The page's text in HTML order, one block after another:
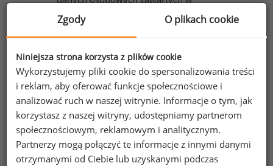
formularzu przez Sedlak
&Sedlak sp. z o.o.
sp. k. w celu otrzymywania bezpłatnego
newsletter’a portalu wynagrodzenia.pl.
Wyrażam zgodę na przesyłanie na podany
adres e-mail ofert handlowych oraz
informacji marketingowych. Oświadczam,
że zapoznałem się z treściąinformacji na
temat przetwarzania.
Zapisz
Zgody O plikach cookie
Niniejsza strona korzysta z plików cookie
Wykorzystujemy pliki cookie do spersonalizowania treści
i reklam, aby oferować funkcje społecznościowe i
analizować ruch w naszej witrynie. Informacje o tym, jak
korzystasz z naszej witryny, udostępniamy partnerom
społecznościowym, reklamowym i analitycznym.
Partnerzy mogą połączyć te informacje z innymi danymi
otrzymanymi od Ciebie lub uzyskanymi podczas